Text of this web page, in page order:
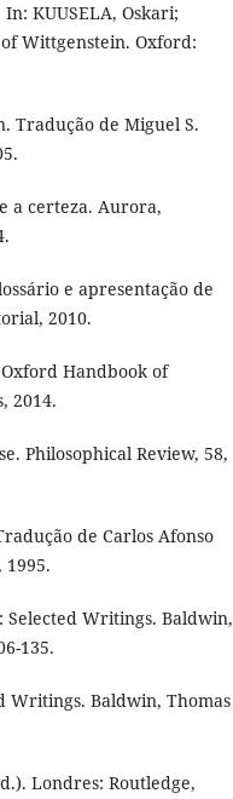
KUUSELA, Oskari;
Wittgenstein. Oxford:
Tradução de Miguel S.
a certeza. Aurora,
e apresentação de
2010.
Handbook of
2014.
Philosophical Review, 58,
de Carlos Afonso
Selected Writings. Baldwin,
135.
Writings. Baldwin, Thomas
Londres: Routledge,